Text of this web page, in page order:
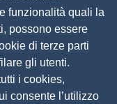
funzionalità quali la
possono essere
di terze parti
gli utenti.
i cookies,
consente l’utilizzo